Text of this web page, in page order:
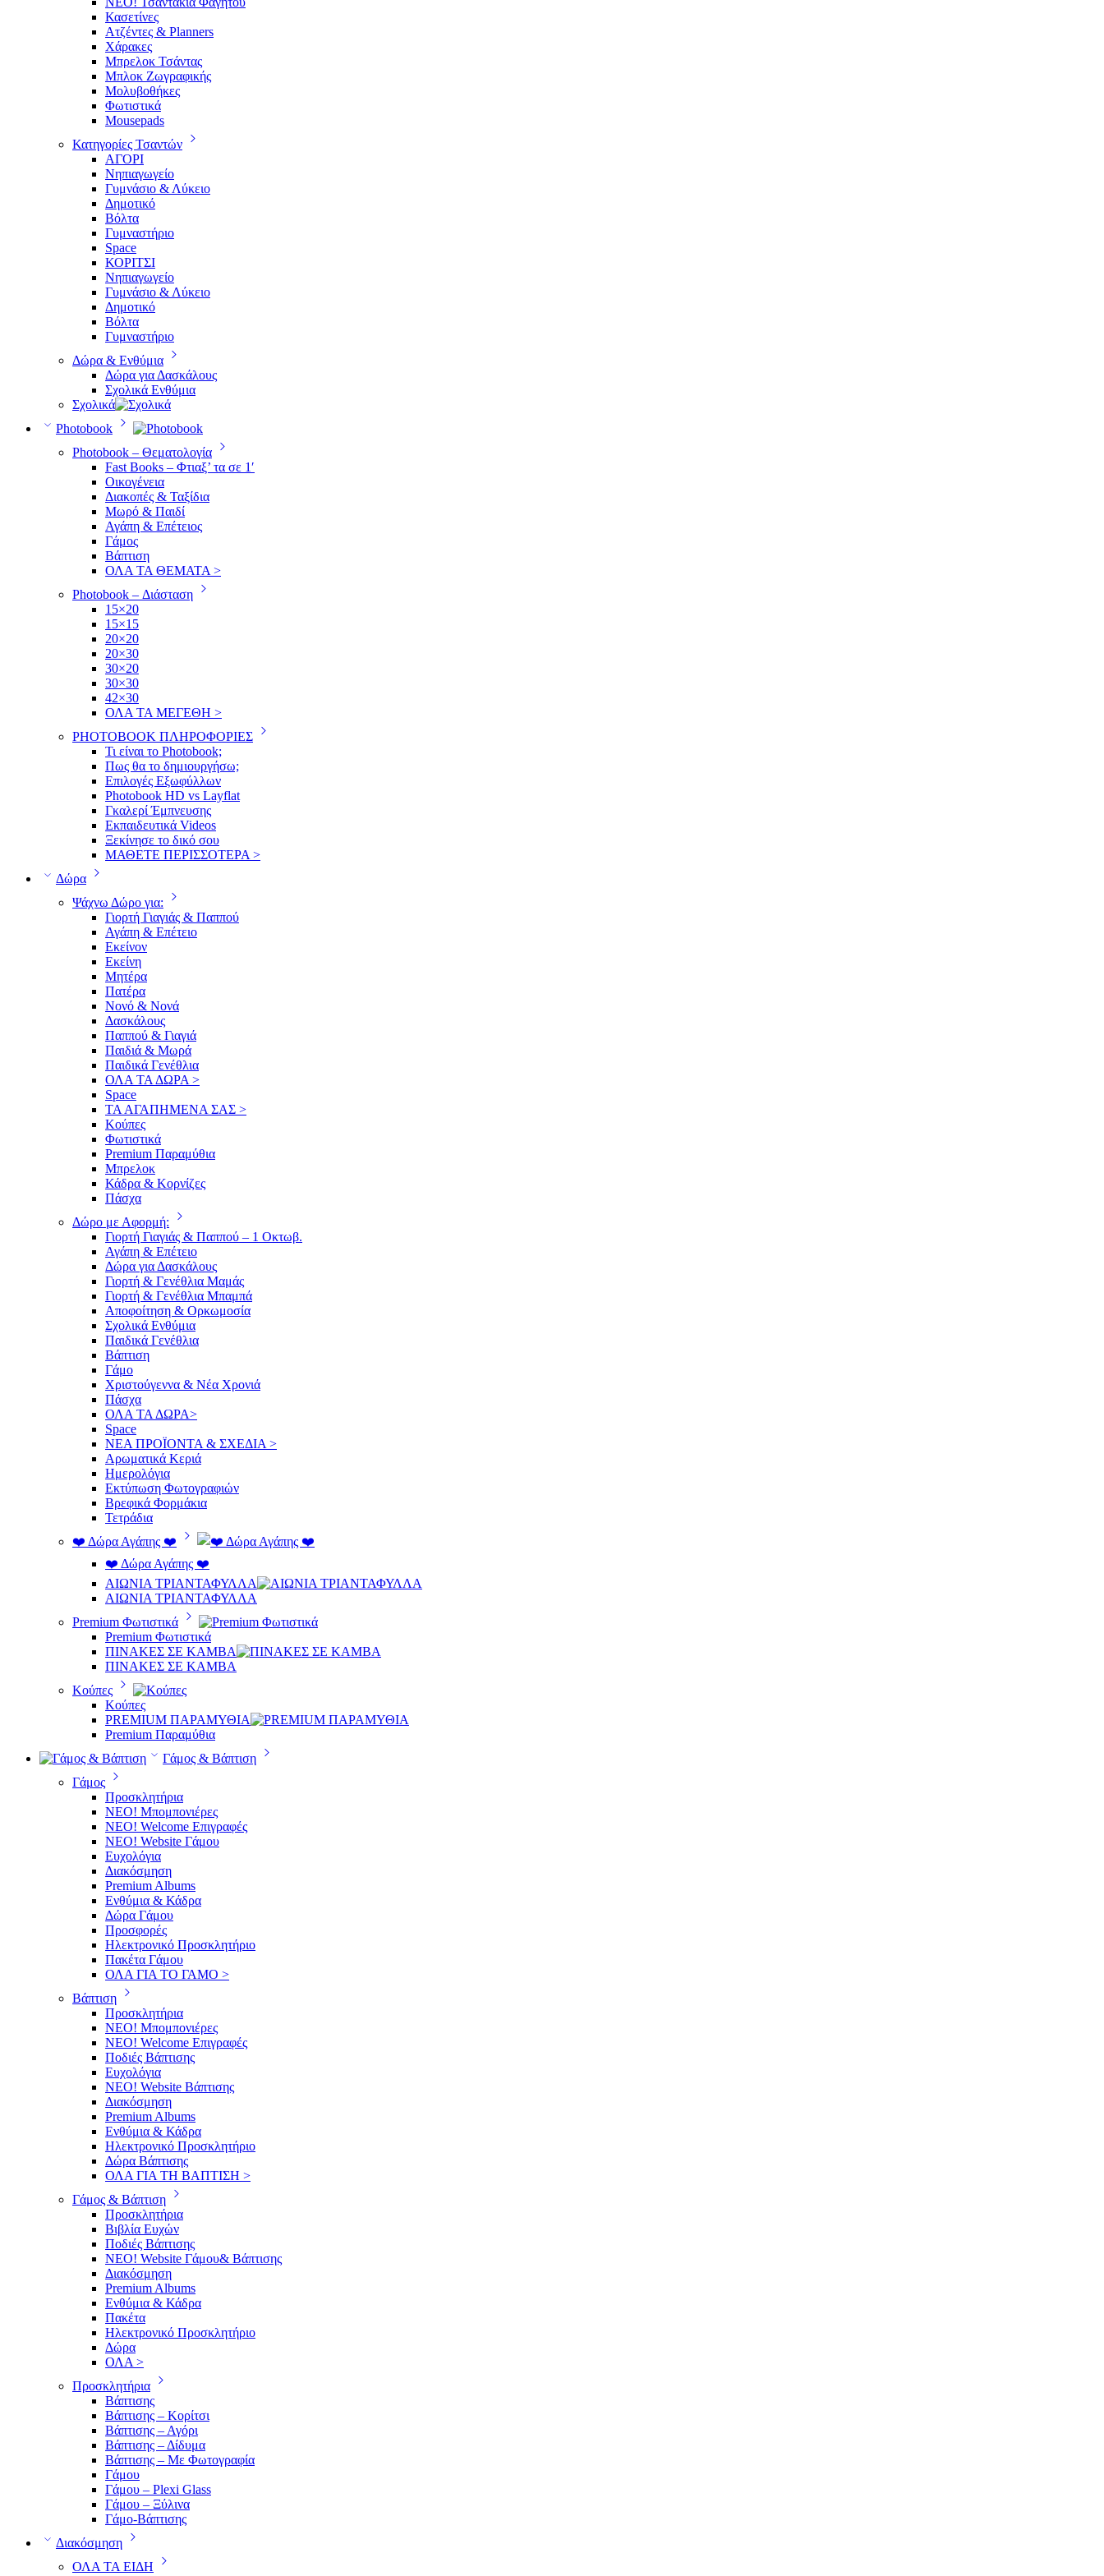
Κασετίνες
Ατζέντες & Planners
Χάρακες
Μπρελοκ Τσάντας
Μπλοκ Ζωγραφικής
Μολυβοθήκες
Φωτιστικά
Mousepads
Κατηγορίες Τσαντών
ΑΓΟΡΙ
Νηπιαγωγείο
Γυμνάσιο & Λύκειο
Δημοτικό
Βόλτα
Γυμναστήριο
Space
ΚΟΡΙΤΣΙ
Νηπιαγωγείο
Γυμνάσιο & Λύκειο
Δημοτικό
Βόλτα
Γυμναστήριο
Δώρα & Ενθύμια
Δώρα για Δασκάλους
Σχολικά Ενθύμια
Σχολικά
Photobook
Photobook – Θεματολογία
Fast Books – Φτιαξ’ τα σε 1′
Οικογένεια
Διακοπές & Ταξίδια
Μωρό & Παιδί
Αγάπη & Επέτειος
Γάμος
Βάπτιση
ΟΛΑ ΤΑ ΘΕΜΑΤΑ >
Photobook – Διάσταση
15×20
15×15
20×20
20×30
30×20
30×30
42×30
ΟΛΑ ΤΑ ΜΕΓΕΘΗ >
PHOTOBOOK ΠΛΗΡΟΦΟΡΙΕΣ
Τι είναι το Photobook;
Πως θα το δημιουργήσω;
Επιλογές Εξωφύλλων
Photobook HD vs Layflat
Γκαλερί Έμπνευσης
Εκπαιδευτικά Videos
Ξεκίνησε το δικό σου
ΜΑΘΕΤΕ ΠΕΡΙΣΣΟΤΕΡΑ >
Δώρα
Ψάχνω Δώρο για:
Γιορτή Γιαγιάς & Παππού
Αγάπη & Επέτειο
Εκείνον
Εκείνη
Μητέρα
Πατέρα
Νονό & Νονά
Δασκάλους
Παππού & Γιαγιά
Παιδιά & Μωρά
Παιδικά Γενέθλια
ΟΛΑ ΤΑ ΔΩΡΑ >
Space
ΤΑ ΑΓΑΠΗΜΕΝΑ ΣΑΣ >
Κούπες
Φωτιστικά
Premium Παραμύθια
Μπρελοκ
Κάδρα & Κορνίζες
Πάσχα
Δώρο με Αφορμή:
Γιορτή Γιαγιάς & Παππού – 1 Οκτωβ.
Αγάπη & Επέτειο
Δώρα για Δασκάλους
Γιορτή & Γενέθλια Μαμάς
Γιορτή & Γενέθλια Μπαμπά
Αποφοίτηση & Ορκωμοσία
Σχολικά Ενθύμια
Παιδικά Γενέθλια
Βάπτιση
Γάμο
Χριστούγεννα & Νέα Χρονιά
Πάσχα
ΟΛΑ ΤΑ ΔΩΡΑ>
Space
ΝΕΑ ΠΡΟΪΟΝΤΑ & ΣΧΕΔΙΑ >
Αρωματικά Κεριά
Ημερολόγια
Εκτύπωση Φωτογραφιών
Βρεφικά Φορμάκια
Τετράδια
❤️ Δώρα Αγάπης ❤️
❤️ Δώρα Αγάπης ❤️
ΑΙΩΝΙΑ ΤΡΙΑΝΤΑΦΥΛΛΑ
ΑΙΩΝΙΑ ΤΡΙΑΝΤΑΦΥΛΛΑ
Premium Φωτιστικά
Premium Φωτιστικά
ΠΙΝΑΚΕΣ ΣΕ ΚΑΜΒΑ
ΠΙΝΑΚΕΣ ΣΕ ΚΑΜΒΑ
Κούπες
Κούπες
PREMIUM ΠΑΡΑΜΥΘΙΑ
Premium Παραμύθια
Γάμος & Βάπτιση
Γάμος
Προσκλητήρια
ΝΕΟ! Μπομπονιέρες
NEO! Welcome Επιγραφές
ΝΕΟ! Website Γάμου
Ευχολόγια
Διακόσμηση
Premium Albums
Ενθύμια & Κάδρα
Δώρα Γάμου
Προσφορές
Ηλεκτρονικό Προσκλητήριο
Πακέτα Γάμου
ΟΛΑ ΓΙΑ ΤΟ ΓΑΜΟ >
Βάπτιση
Προσκλητήρια
ΝΕΟ! Μπομπονιέρες
NEO! Welcome Επιγραφές
Ποδιές Βάπτισης
Ευχολόγια
ΝΕΟ! Website Βάπτισης
Διακόσμηση
Premium Albums
Ενθύμια & Κάδρα
Ηλεκτρονικό Προσκλητήριο
Δώρα Βάπτισης
ΟΛΑ ΓΙΑ ΤΗ ΒΑΠΤΙΣΗ >
Γάμος & Βάπτιση
Προσκλητήρια
Βιβλία Ευχών
Ποδιές Βάπτισης
ΝΕΟ! Website Γάμου& Βάπτισης
Διακόσμηση
Premium Albums
Ενθύμια & Κάδρα
Πακέτα
Ηλεκτρονικό Προσκλητήριο
Δώρα
ΟΛΑ >
Προσκλητήρια
Βάπτισης
Βάπτισης – Κορίτσι
Βάπτισης – Αγόρι
Βάπτισης – Δίδυμα
Βάπτισης – Με Φωτογραφία
Γάμου
Γάμου – Plexi Glass
Γάμου – Ξύλινα
Γάμο-Βάπτισης
Διακόσμηση
ΟΛΑ ΤΑ ΕΙΔΗ